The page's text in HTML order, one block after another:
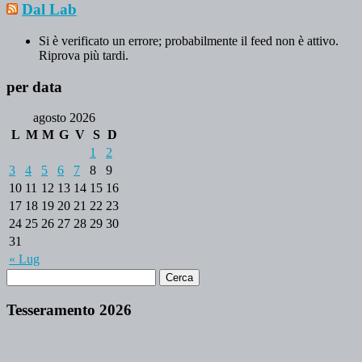
Dal Lab
Si è verificato un errore; probabilmente il feed non è attivo.
Riprova più tardi.
per data
agosto 2026
L M M G V S D
« Lug
1
2
3
4 5 6 7 8
9
10 11 12 13 14 15 16
17 18 19 20 21 22 23
24 25 26 27 28 29 30
31
Tesseramento 2026